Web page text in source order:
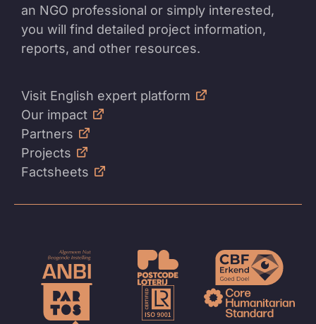
an NGO professional or simply interested,
you will find detailed project information,
reports, and other resources.
Visit English expert platform
Our impact
Partners
Projects
Factsheets